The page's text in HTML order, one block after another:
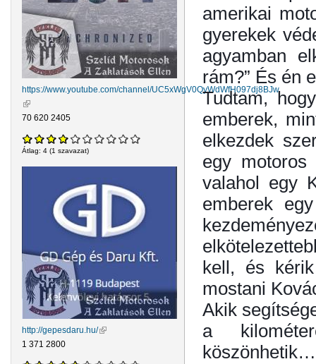
https://www.youtube.com/channel/UC5xWgV0QyWdWfH097dj8BJw
(külső hivatkozás)
70 620 2405
Átlag: 4 (1 szavazat)
http://gepesdaru.hu/(külső hivatkozás)
1 371 2800
amerikai
gyerekek
agyamban
rám?” És én
Tudtam,
emberek,
elkezdek
egy motoros
valahol egy
emberek
kell, és
mostani
Akik
a